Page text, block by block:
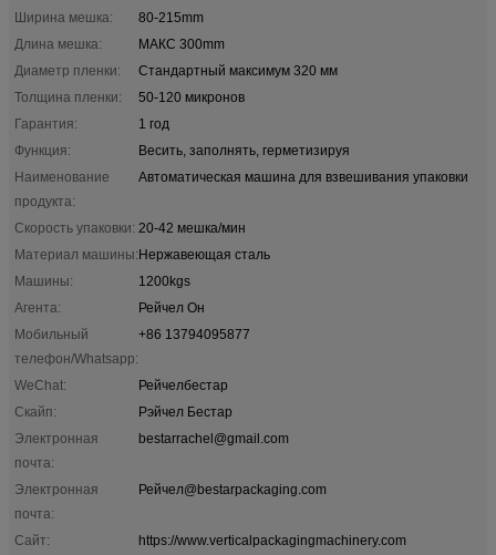
Ширина мешка:
80-215mm
Длина мешка:
МАКС 300mm
Диаметр пленки:
Стандартный максимум 320 мм
Толщина пленки:
50-120 микронов
Гарантия:
1 год
Функция:
Весить, заполнять, герметизируя
Наименование
продукта:
Автоматическая машина для взвешивания упаковки
Скорость упаковки: 20-42 мешка/мин
Материал машины:Нержавеющая сталь
Машины:
1200kgs
Агента:
Рейчел Он
Мобильный
телефон/Whatsapp:
+86 13794095877
WeChat:
Рейчелбестар
Скайп:
Рэйчел Бестар
Электронная
почта:
bestarrachel@gmail.com
Электронная
почта:
Рейчел@bestarpackaging.com
Сайт:
https://www.verticalpackagingmachinery.com